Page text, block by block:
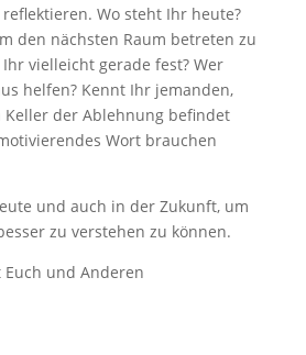
Wo steht Ihr heute?
den nächsten Raum betreten zu
Ihr vielleicht gerade fest? Wer
helfen? Kennt Ihr jemanden,
der Ablehnung befindet
Wort brauchen
und auch in der Zukunft, um
zu verstehen zu können.
und Anderen